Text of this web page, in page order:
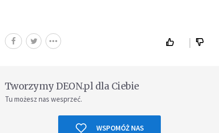
Tworzymy DEON.pl dla Ciebie
Tu możesz nas wesprzeć.
WSPOMÓŻ NAS